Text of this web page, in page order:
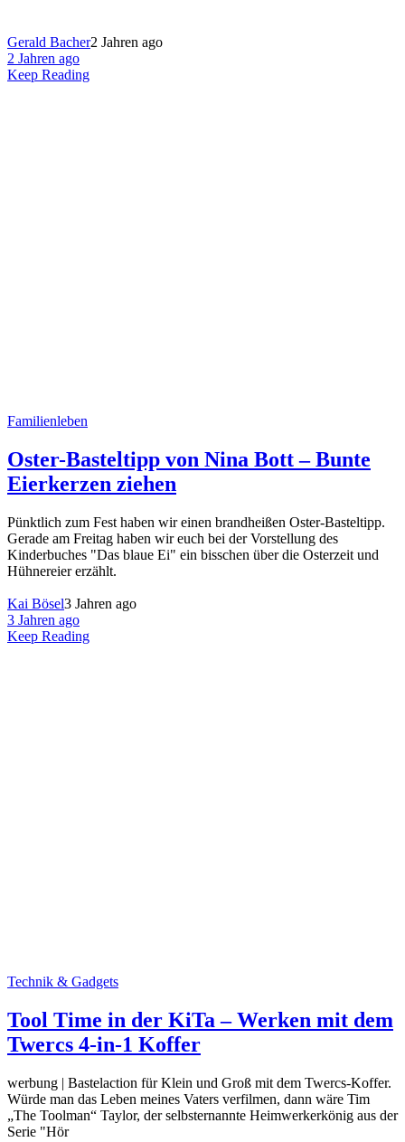
Gerald Bacher2 Jahren ago
2 Jahren ago
Keep Reading
Familienleben
Oster-Basteltipp von Nina Bott – Bunte
Eierkerzen ziehen
Pünktlich zum Fest haben wir einen brandheißen Oster-Basteltipp.
Gerade am Freitag haben wir euch bei der Vorstellung des
Kinderbuches "Das blaue Ei" ein bisschen über die Osterzeit und
Hühnereier erzählt.
Kai Bösel3 Jahren ago
3 Jahren ago
Keep Reading
Technik & Gadgets
Tool Time in der KiTa – Werken mit dem
Twercs 4-in-1 Koffer
werbung | Bastelaction für Klein und Groß mit dem Twercs-Koffer.
Würde man das Leben meines Vaters verfilmen, dann wäre Tim
„The Toolman“ Taylor, der selbsternannte Heimwerkerkönig aus der
Serie "Hör